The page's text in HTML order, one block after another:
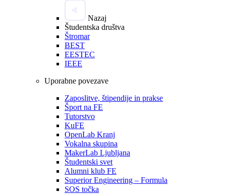
Nazaj
Študentska društva
Štromar
BEST
EESTEC
IEEE
Uporabne povezave
Zaposlitve, štipendije in prakse
Šport na FE
Tutorstvo
KuFE
OpenLab Kranj
Vokalna skupina
MakerLab Ljubljana
Študentski svet
Alumni klub FE
Superior Engineering – Formula
SOS točka